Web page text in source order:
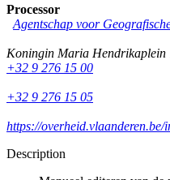
Processor
Agentschap voor
Koningin Maria Hendrikaplein
+32 9 276 15 00
+32 9 276 15 05
https://
Description